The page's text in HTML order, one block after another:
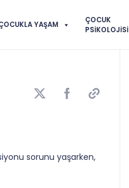
YAŞAM
ÇOCUK
PSIKOLOJISI
sorunu yaşarken,